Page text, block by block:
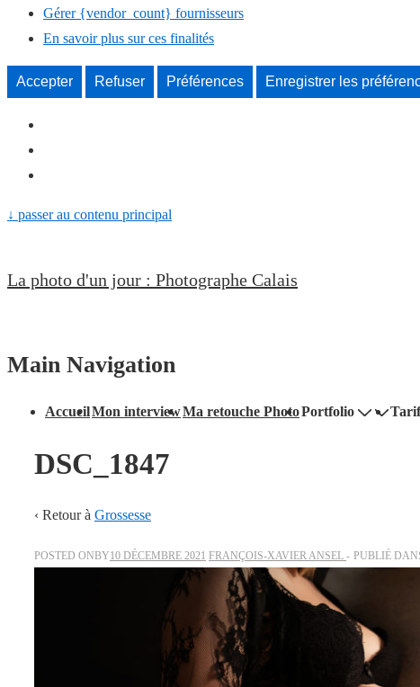
Gérer {vendor_count} fournisseurs
En savoir plus sur ces finalités
Accepter Refuser Préférences Enregistrer les
↓ passer au contenu principal
La photo d'un jour : Photographe Calais
Main Navigation
AccueilMon interviewMa retouche PhotoPortfolio
DSC_1847
‹ Retour à Grossesse
POSTED ONBY10 DÉCEMBRE 2021 FRANÇOIS-XAVIER ANSEL PUBLIÉ